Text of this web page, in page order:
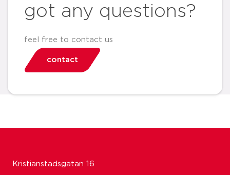
got any questions?
feel free to contact us
contact
Kristianstadsgatan 16